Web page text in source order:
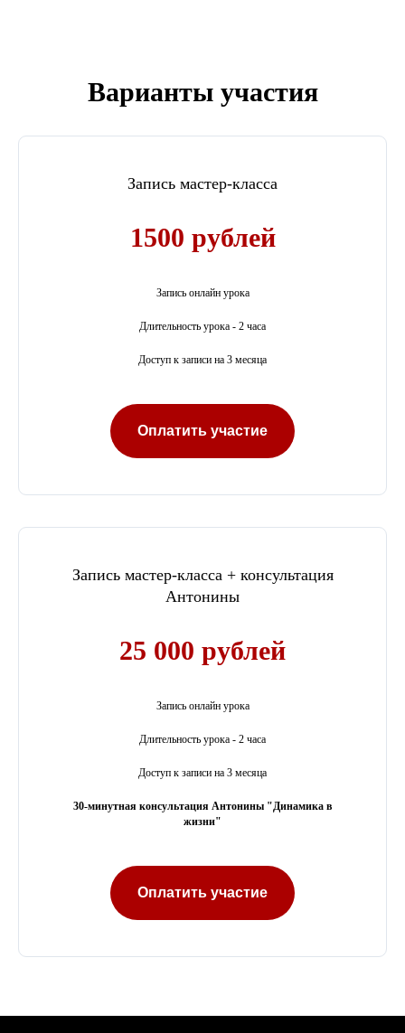
Варианты участия
Запись мастер-класса
1500 рублей
Запись онлайн урока
Длительность урока - 2 часа
Доступ к записи на 3 месяца
Оплатить участие
Запись мастер-класса + консультация
Антонины
25 000 рублей
Запись онлайн урока
Длительность урока - 2 часа
Доступ к записи на 3 месяца
30-минутная консультация Антонины "Динамика в
жизни"
Оплатить участие